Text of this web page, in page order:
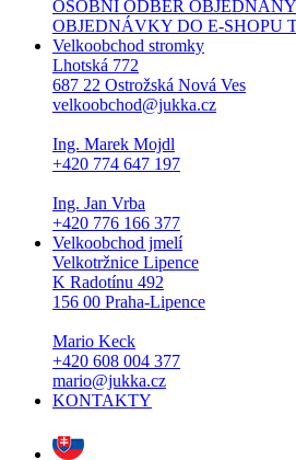
OSOBNÍ ODBĚR OBJEDNANÝ
OBJEDNÁVKY DO E-SHOPU
Velkoobchod stromky
Lhotská 772
687 22 Ostrožská Nová Ves
velkoobchod@jukka.cz
Ing. Marek Mojdl
+420 774 647 197
Ing. Jan Vrba
+420 776 166 377
Velkoobchod jmelí
Velkotržnice Lipence
K Radotínu 492
156 00 Praha-Lipence
Mario Keck
+420 608 004 377
mario@jukka.cz
KONTAKTY